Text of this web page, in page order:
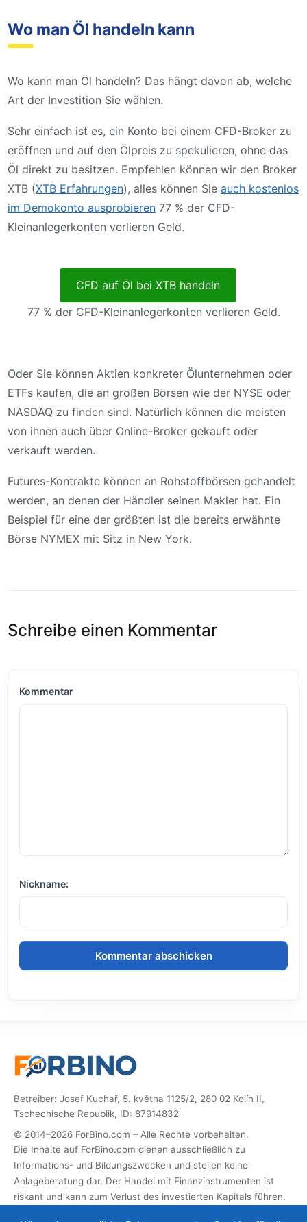
Wo man Öl handeln kann
Wo kann man Öl handeln? Das hängt davon ab, welche
Art der Investition Sie wählen.
Sehr einfach ist es, ein Konto bei einem CFD-Broker zu
eröffnen und auf den Ölpreis zu spekulieren, ohne das
Öl direkt zu besitzen. Empfehlen können wir den Broker
XTB (XTB Erfahrungen), alles können Sie auch kostenlos
im Demokonto ausprobieren 77 % der CFD-
Kleinanlegerkonten verlieren Geld.
CFD auf Öl bei XTB handeln
77 % der CFD-Kleinanlegerkonten verlieren Geld.
Oder Sie können Aktien konkreter Ölunternehmen oder
ETFs kaufen, die an großen Börsen wie der NYSE oder
NASDAQ zu finden sind. Natürlich können die meisten
von ihnen auch über Online-Broker gekauft oder
verkauft werden.
Futures-Kontrakte können an Rohstoffbörsen gehandelt
werden, an denen der Händler seinen Makler hat. Ein
Beispiel für eine der größten ist die bereits erwähnte
Börse NYMEX mit Sitz in New York.
Schreibe einen Kommentar
Kommentar
Nickname:
Betreiber: Josef Kuchař, 5. května 1125/2, 280 02 Kolín II,
Tschechische Republik, ID: 87914832
© 2014–2026 ForBino.com – Alle Rechte vorbehalten.
Die Inhalte auf ForBino.com dienen ausschließlich zu
Informations- und Bildungszwecken und stellen keine
Anlageberatung dar. Der Handel mit Finanzinstrumenten ist
riskant und kann zum Verlust des investierten Kapitals führen.